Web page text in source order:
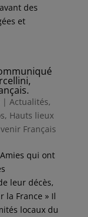
des
et
| Actualités,
, Hauts lieux
Français
qui ont
leur décès,
la France » Il
locaux du